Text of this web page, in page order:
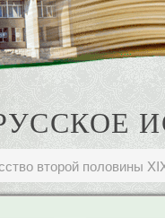
второй половины